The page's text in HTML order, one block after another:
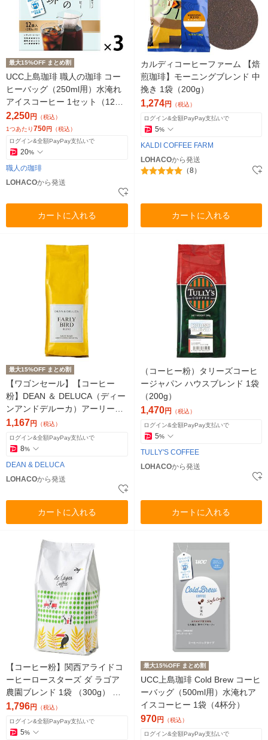
最大15%OFF まとめ割
UCC上島珈琲 職人の珈琲 コー
ヒーバッグ（250ml用）水淹れ
アイスコーヒー 1セット（12袋
入×3パック）
2,250円
（税込）
1つあたり750円 （税込）
ログイン&全額PayPay支払いで
20%
職人の珈琲
LOHACOから発送
カートに入れる
カルディコーヒーファーム 【焙
煎珈琲】モーニングブレンド 中
挽き 1袋（200g）
1,274円 （税込）
ログイン&全額PayPay支払いで
5%
KALDI COFFEE FARM
LOHACOから発送
（8）
カートに入れる
最大15%OFF まとめ割
【ワゴンセール】【コーヒー
粉】DEAN ＆ DELUCA（ディー
ンアンドデルーカ）アーリーバ
ードブレンド 粉 1袋（150g）
1,167円 （税込）
ログイン&全額PayPay支払いで
8%
DEAN & DELUCA
LOHACOから発送
カートに入れる
（コーヒー粉）タリーズコーヒ
ージャパン ハウスブレンド 1袋
（200g）
1,470円 （税込）
ログイン&全額PayPay支払いで
5%
TULLY'S COFFEE
LOHACOから発送
カートに入れる
【コーヒー粉】関西アライドコ
ーヒーロースターズ ダ ラゴア
農園ブレンド 1袋 （300g） オ
リジナル
1,796円 （税込）
ログイン&全額PayPay支払いで
5%
最大15%OFF まとめ割
UCC上島珈琲 Cold Brew コーヒ
ーバッグ（500ml用）水淹れア
イスコーヒー 1袋（4杯分）
970円 （税込）
ログイン&全額PayPay支払いで